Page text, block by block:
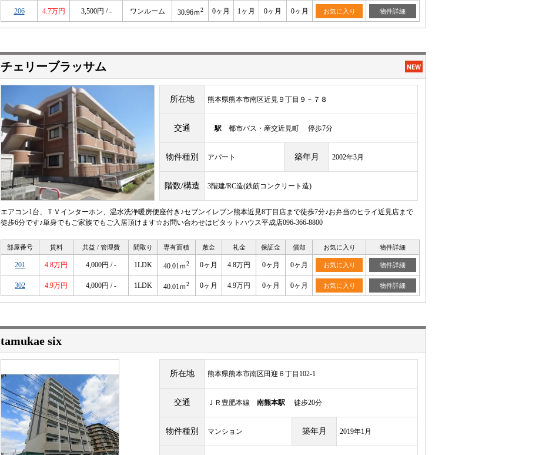
206 4.7万円 3,500円 / - ワンルーム 30.96ｍ2 0ヶ月 1ヶ月 0ヶ月 0ヶ月 お気に入り 物件詳細
チェリーブラッサム
所在地 熊本県熊本市南区近見９丁目９－７８
交通 駅 都市バス・産交近見町 停歩7分
物件種別 アパート 築年月 2002年3月
階数/構造 3階建/RC造(鉄筋コンクリート造)
エアコン1台、ＴＶインターホン、温水洗浄暖房便座付き♪セブンイレブン熊本近見8丁目店まで徒歩7分♪お弁当のヒライ近見店まで
徒歩6分です♪単身でもご家族でもご入居頂けます☆お問い合わせはピタットハウス平成店096-366-8800
部屋番号 賃料 共益 / 管理費 間取り 専有面積 敷金 礼金 保証金 償却 お気に入り 物件詳細
201 4.8万円 4,000円 / - 1LDK 40.01ｍ2 0ヶ月 4.8万円 0ヶ月 0ヶ月 お気に入り 物件詳細
302 4.9万円 4,000円 / - 1LDK 40.01ｍ2 0ヶ月 4.9万円 0ヶ月 0ヶ月 お気に入り 物件詳細
tamukae six
所在地 熊本県熊本市南区田迎６丁目102-1
交通 ＪＲ豊肥本線 南熊本駅 徒歩20分
物件種別 マンション 築年月 2019年1月